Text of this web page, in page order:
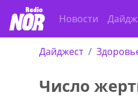
Новости
Дайджест
Число